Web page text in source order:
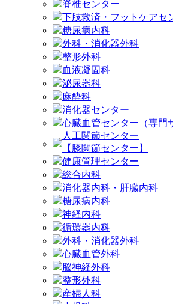
脊椎センター
下肢救済・フットケアセ
糖尿病内科
外科・消化器外科
整形外科
血液凝固科
泌尿器科
麻酔科
消化器センター
心臓血管センター（専門
人工関節センター
【膝関節センター】
健康管理センター
総合内科
消化器内科・肝臓内科
糖尿病内科
神経内科
循環器内科
外科・消化器外科
心臓血管外科
脳神経外科
整形外科
産婦人科